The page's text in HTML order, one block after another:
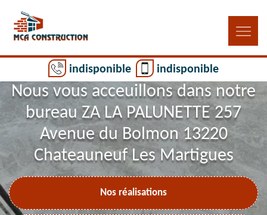
indisponible indisponible
Nous vous acceuillons dans notre
bureau ZA LA PALUNETTE 257
Avenue du Bolmon 13220
Chateauneuf Les Martigues
Nos réalisations